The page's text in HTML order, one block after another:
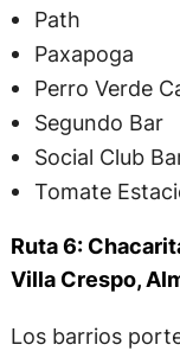
Path
Paxapoga
Perro Verde
Segundo Bar
Social Club
Tomate
Ruta 6:
Villa Crespo,
Los barrios